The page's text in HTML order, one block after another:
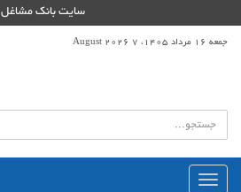
سایت بانک مشاغل
جمعه 16 مرداد 1405، 7 August 2026
منوی